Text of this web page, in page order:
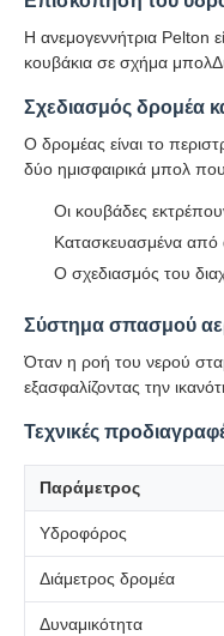
Η ανεμογεννήτρια Pelton
κουβάκια σε σχήμα
Σχεδιασμός δρομέα
Ο δρομέας είναι το
δύο ημισφαιρικά μπολ
Οι κουβάδες
Κατασκευασμένα από
Ο σχεδιασμός του
Σύστημα σπασμού
Όταν η ροή του νερού
εξασφαλίζοντας την
Τεχνικές
Παράμετρος
Υδροφόρος
Διάμετρος δρομέα
Δυναμικότητα